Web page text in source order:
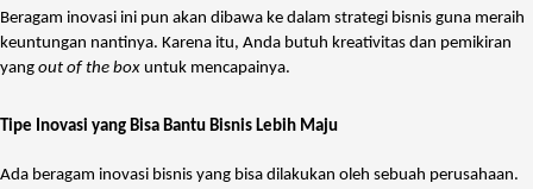
Beragam inovasi ini pun akan dibawa ke dalam strategi bisnis guna meraih
keuntungan nantinya. Karena itu, Anda butuh kreativitas dan pemikiran
yang out of the box untuk mencapainya.
Tipe Inovasi yang Bisa Bantu Bisnis Lebih Maju
Ada beragam inovasi bisnis yang bisa dilakukan oleh sebuah perusahaan.